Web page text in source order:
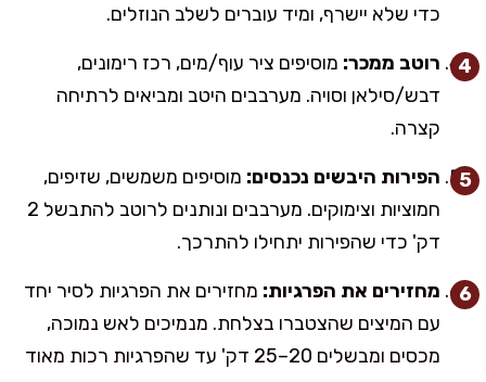
כדי שלא יישרף, ומיד עוברים לשלב הנוזלים.
רוטב ממכר: מוסיפים ציר עוף/מים, רכז רימונים,
דבש/סילאן וסויה. מערבבים היטב ומביאים לרתיחה
קצרה.
הפירות היבשים נכנסים: מוסיפים משמשים, שזיפים,
חמוציות וצימוקים. מערבבים ונותנים לרוטב להתבשל 2
דק' כדי שהפירות יתחילו להתרכך.
מחזירים את הפרגיות: מחזירים את הפרגיות לסיר יחד
עם המיצים שהצטברו בצלחת. מנמיכים לאש נמוכה,
מכסים ומבשלים 20–25 דק' עד שהפרגיות רכות מאוד